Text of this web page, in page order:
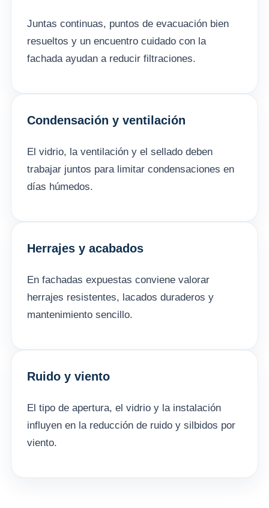
Juntas continuas, puntos de evacuación bien
resueltos y un encuentro cuidado con la
fachada ayudan a reducir filtraciones.
Condensación y ventilación
El vidrio, la ventilación y el sellado deben
trabajar juntos para limitar condensaciones en
días húmedos.
Herrajes y acabados
En fachadas expuestas conviene valorar
herrajes resistentes, lacados duraderos y
mantenimiento sencillo.
Ruido y viento
El tipo de apertura, el vidrio y la instalación
influyen en la reducción de ruido y silbidos por
viento.